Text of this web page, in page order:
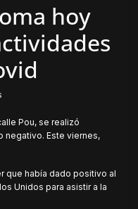
hoy
Pou, se realizó
negativo. Este viernes,
que había dado positivo al
Unidos para asistir a la